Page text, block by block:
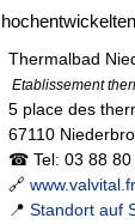
Thermalbad
Etablissement
5 place des
67110
☎ Tel: 03 88 80
🔗 www.valvital.fr
📍 Standort auf